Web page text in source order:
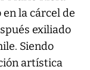
la cárcel de
exiliado
Siendo
artística